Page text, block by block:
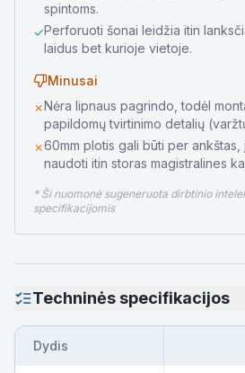
spintoms.
✓Perforuoti šonai leidžia itin
laidus bet kurioje vietoje.
Minusai
✗Nėra lipnaus pagrindo, todėl
papildomų tvirtinimo detalių
✗60mm plotis gali būti per ankštas,
naudoti itin storas magistralines
* Ši nuomonė sugeneruota dirbtinio
specifikacijomis
Techninės specifikacijos
Dydis